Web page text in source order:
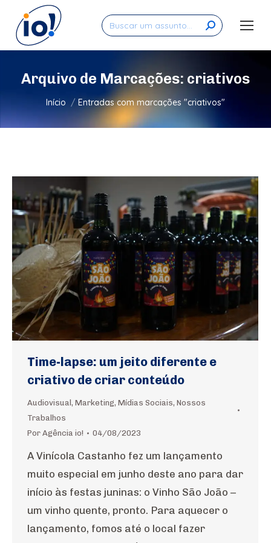
Search:
Arquivo de Marcações: criativos
Você está aqui:
Início Entradas com marcações "criativos"
Time-lapse: um jeito diferente e
criativo de criar conteúdo
Audiovisual , Marketing, Mídias Sociais, Nossos
Trabalhos
Por Agência io! 04/08/2023
A Vinícola Castanho fez um lançamento
muito especial em junho deste ano para dar
início às festas juninas: o Vinho São João –
um vinho quente, pronto. Para aquecer o
lançamento, fomos até o local fazer